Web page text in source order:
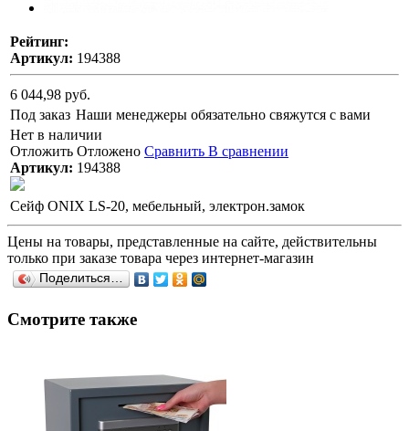
Рейтинг:
Артикул: 194388
6 044,98 руб.
Под заказ Наши менеджеры обязательно свяжутся с вами
Нет в наличии
Отложить Отложено Сравнить В сравнении
Артикул: 194388
Сейф ONIX LS-20, мебельный, электрон.замок
Цены на товары, представленные на сайте, действительны
только при заказе товара через интернет-магазин
Поделиться…
Смотрите также